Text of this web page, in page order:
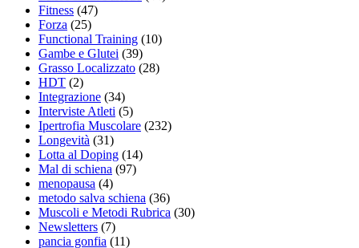
Fitness (47)
Forza (25)
Functional Training (10)
Gambe e Glutei (39)
Grasso Localizzato (28)
HDT (2)
Integrazione (34)
Interviste Atleti (5)
Ipertrofia Muscolare (232)
Longevità (31)
Lotta al Doping (14)
Mal di schiena (97)
menopausa (4)
metodo salva schiena (36)
Muscoli e Metodi Rubrica (30)
Newsletters (7)
pancia gonfia (11)